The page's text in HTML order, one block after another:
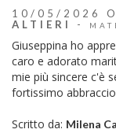
10/05/2026
ALTIERI
-
Giuseppina ho
caro e adorato
mie più sincere c'è
fortissimo abbraccio
Scritto da: Milena